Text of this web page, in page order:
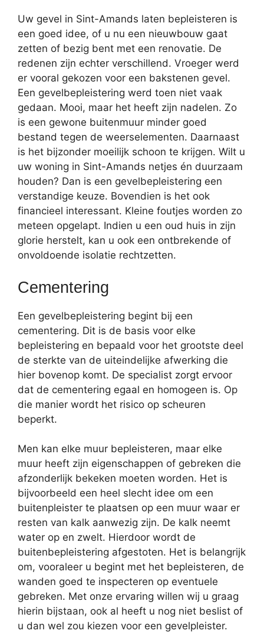
Uw gevel in Sint-Amands laten bepleisteren is
een goed idee, of u nu een nieuwbouw gaat
zetten of bezig bent met een renovatie. De
redenen zijn echter verschillend. Vroeger werd
er vooral gekozen voor een bakstenen gevel.
Een gevelbepleistering werd toen niet vaak
gedaan. Mooi, maar het heeft zijn nadelen. Zo
is een gewone buitenmuur minder goed
bestand tegen de weerselementen. Daarnaast
is het bijzonder moeilijk schoon te krijgen. Wilt u
uw woning in Sint-Amands netjes én duurzaam
houden? Dan is een gevelbepleistering een
verstandige keuze. Bovendien is het ook
financieel interessant. Kleine foutjes worden zo
meteen opgelapt. Indien u een oud huis in zijn
glorie herstelt, kan u ook een ontbrekende of
onvoldoende isolatie rechtzetten.
Cementering
Een gevelbepleistering begint bij een
cementering. Dit is de basis voor elke
bepleistering en bepaald voor het grootste deel
de sterkte van de uiteindelijke afwerking die
hier bovenop komt. De specialist zorgt ervoor
dat de cementering egaal en homogeen is. Op
die manier wordt het risico op scheuren
beperkt.
Men kan elke muur bepleisteren, maar elke
muur heeft zijn eigenschappen of gebreken die
afzonderlijk bekeken moeten worden. Het is
bijvoorbeeld een heel slecht idee om een
buitenpleister te plaatsen op een muur waar er
resten van kalk aanwezig zijn. De kalk neemt
water op en zwelt. Hierdoor wordt de
buitenbepleistering afgestoten. Het is belangrijk
om, vooraleer u begint met het bepleisteren, de
wanden goed te inspecteren op eventuele
gebreken. Met onze ervaring willen wij u graag
hierin bijstaan, ook al heeft u nog niet beslist of
u dan wel zou kiezen voor een gevelpleister.